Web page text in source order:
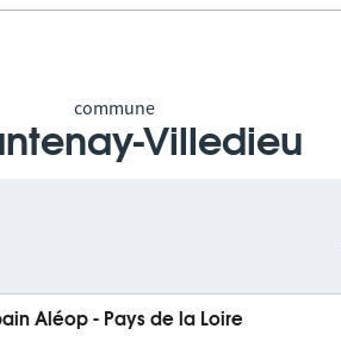
commune
Villedieu
Aléop - Pays de la Loire